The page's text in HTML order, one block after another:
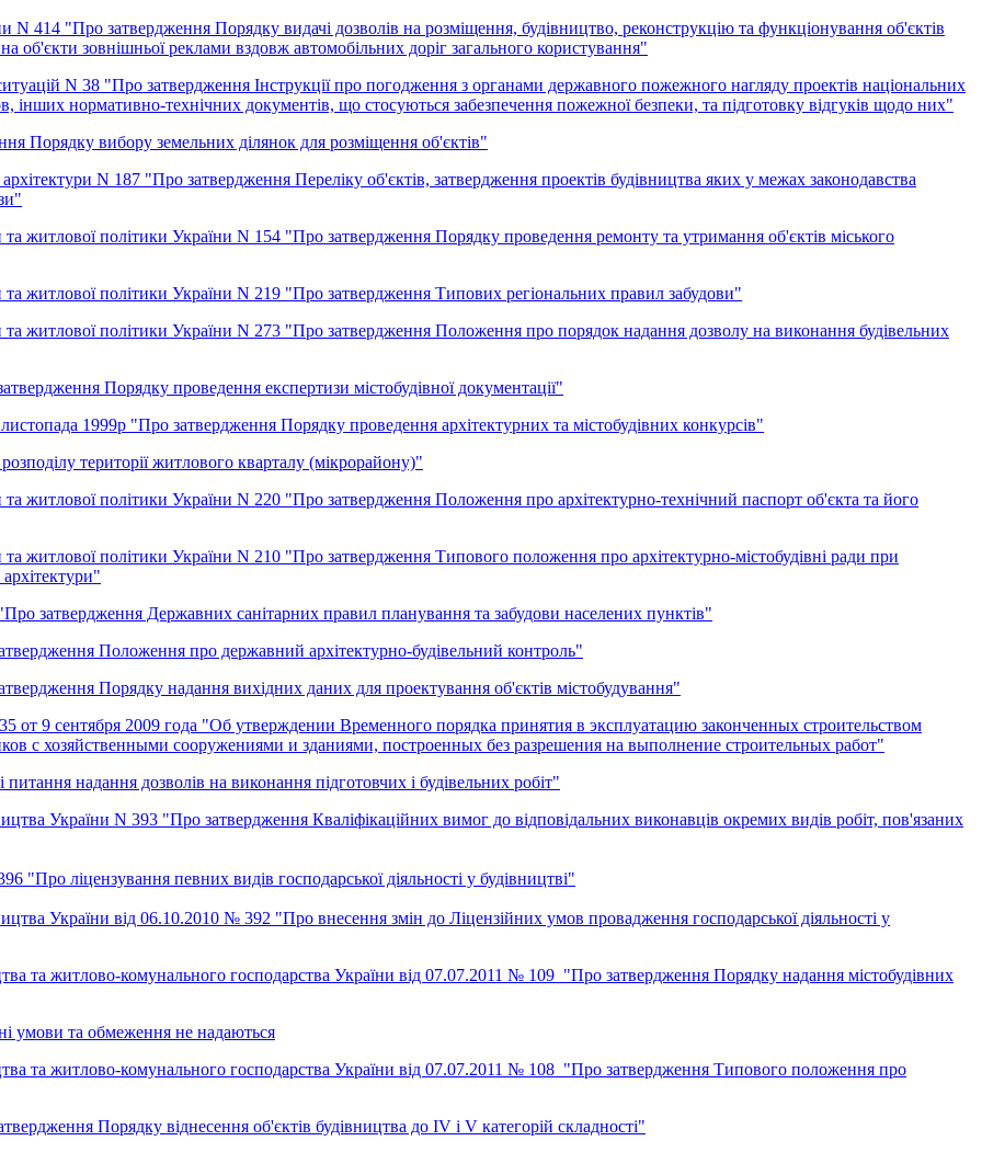
N 414 "Про затвердження Порядку видачі дозволів на розміщення, будівництво, реконструкцію та функціонування об'єктів
об'єкти зовнішньої реклами вздовж автомобільних доріг загального користування"
N 38 "Про затвердження Інструкції про погодження з органами державного пожежного нагляду проектів національних
інших нормативно-технічних документів, що стосуються забезпечення пожежної безпеки, та підготовку відгуків щодо них"
Порядку вибору земельних ділянок для розміщення об'єктів"
N 187 "Про затвердження Переліку об'єктів, затвердження проектів будівництва яких у межах законодавства
та житлової політики України N 154 "Про затвердження Порядку проведення ремонту та утримання об'єктів міського
та житлової політики України N 219 "Про затвердження Типових регіональних правил забудови"
та житлової політики України N 273 "Про затвердження Положення про порядок надання дозволу на виконання будівельних
Порядку проведення експертизи містобудівної документації"
1999р "Про затвердження Порядку проведення архітектурних та містобудівних конкурсів"
території житлового кварталу (мікрорайону)"
та житлової політики України N 220 "Про затвердження Положення про архітектурно-технічний паспорт об'єкта та його
та житлової політики України N 210 "Про затвердження Типового положення про архітектурно-містобудівні ради при
затвердження Державних санітарних правил планування та забудови населених пунктів"
Положення про державний архітектурно-будівельний контроль"
Порядку надання вихідних даних для проектування об'єктів містобудування"
9 сентября 2009 года "Об утверждении Временного порядка принятия в эксплуатацию законченных строительством
с хозяйственными сооружениями и зданиями, построенных без разрешения на выполнение строительных работ"
надання дозволів на виконання підготовчих і будівельних робіт"
України N 393 "Про затвердження Кваліфікаційних вимог до відповідальних виконавців окремих видів робіт, пов'язаних
"Про ліцензування певних видів господарської діяльності у будівництві"
України вiд 06.10.2010 № 392 "Про внесення змін до Ліцензійних умов провадження господарської діяльності у
та житлово-комунального господарства України вiд 07.07.2011 № 109 "Про затвердження Порядку надання містобудівних
умови та обмеження не надаються
та житлово-комунального господарства України вiд 07.07.2011 № 108 "Про затвердження Типового положення про
Порядку віднесення об'єктів будівництва до IV і V категорій складності"